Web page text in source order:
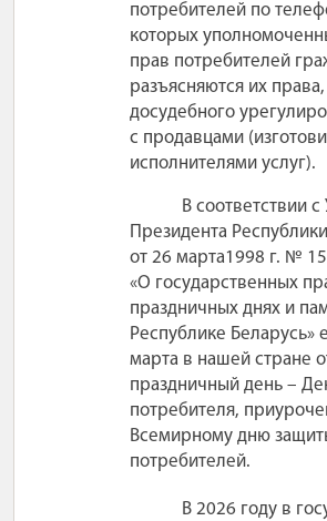
потребителей по
которых
прав потребителей
разъясняются их
досудебного
с продавцами
исполнителями услуг).
В соответствии с
Президента
от 26 марта1998 г. №
«О государственных
праздничных днях и
Республике Беларусь»
марта в нашей стране
праздничный день –
потребителя,
Всемирному дню
потребителей.
В 2026 году в